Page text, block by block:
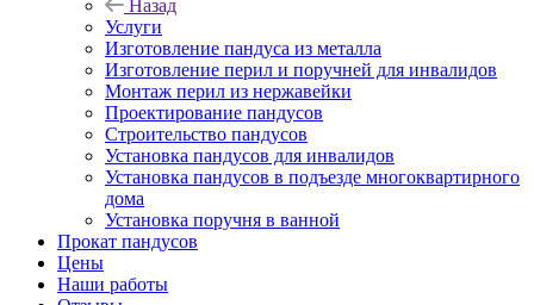
Назад
Услуги
Изготовление пандуса из металла
Изготовление перил и поручней для инвалидов
Монтаж перил из нержавейки
Проектирование пандусов
Строительство пандусов
Установка пандусов для инвалидов
Установка пандусов в подъезде многоквартирного
дома
Установка поручня в ванной
Прокат пандусов
Цены
Наши работы